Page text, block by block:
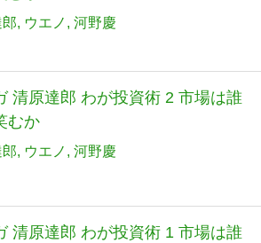
ウエノ 河野慶
清原達郎 わが投資術 2 市場は誰
むか
ウエノ 河野慶
清原達郎 わが投資術 1 市場は誰